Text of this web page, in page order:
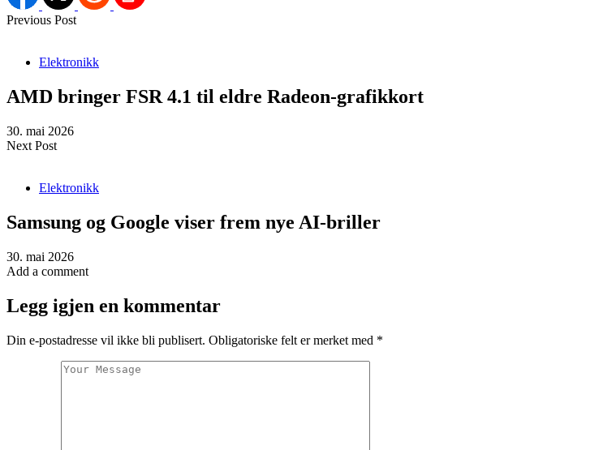
Previous Post
Elektronikk
AMD bringer FSR 4.1 til eldre Radeon-grafikkort
30. mai 2026
Next Post
Elektronikk
Samsung og Google viser frem nye AI-briller
30. mai 2026
Add a comment
Legg igjen en kommentar
Din e-postadresse vil ikke bli publisert. Obligatoriske felt er merket med *